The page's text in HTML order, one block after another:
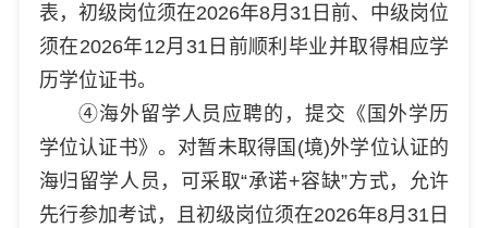
表，初级岗位须在2026年8月31日前、中级岗位
须在2026年12月31日前顺利毕业并取得相应学
历学位证书。
④海外留学人员应聘的，提交《国外学历
学位认证书》。对暂未取得国(境)外学位认证的
海归留学人员，可采取“承诺+容缺”方式，允许
先行参加考试，且初级岗位须在2026年8月31日